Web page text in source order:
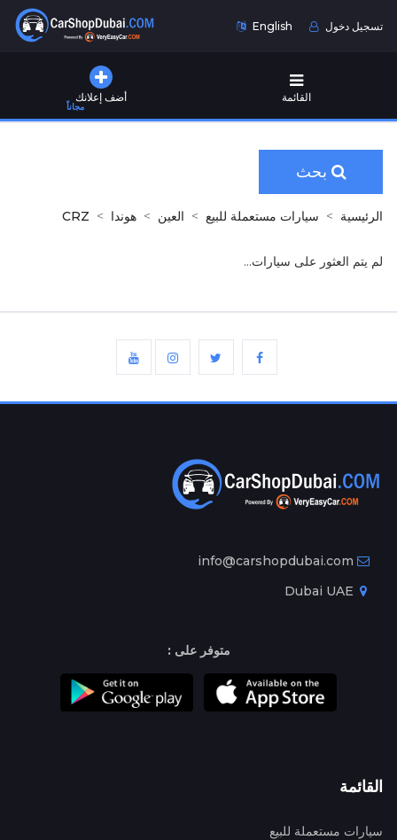
English تسجيل دخول
أضف إعلانك
مجاناً
القائمة
بحث
الرئيسية سيارات مستعملة للبيع العين هوندا CRZ
لم يتم العثور على سيارات...
info@carshopdubai.com
متوفر على :
القائمة
سيارات مستعملة للبيع